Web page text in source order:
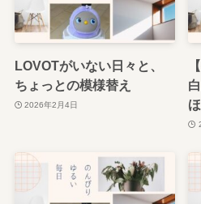
LOVOTがいない日々と、
ちょっとの模様替え
2026年2月4日